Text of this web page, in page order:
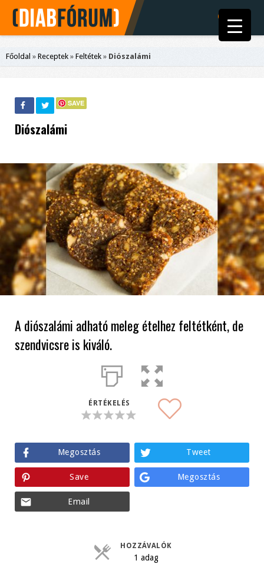
Főoldal » Receptek » Feltétek » Diószalámi
SAVE
Diószalámi
A diószalámi adható meleg ételhez feltétként, de
szendvicsre is kiváló.
ÉRTÉKELÉS
Megosztás Tweet
Save Megosztás
Email
HOZZÁVALÓK
1 adag